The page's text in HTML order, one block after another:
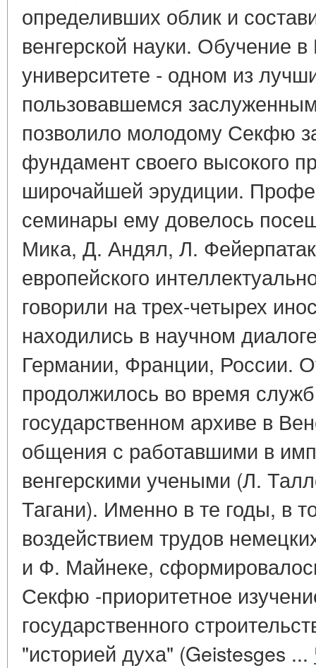
определивших облик и
венгерской науки. Обучение
университете - одном из
пользовавшемся
позволило молодому Секфю
фундамент своего высокого
широчайшей эрудиции.
семинары ему довелось
Мика, Д. Андял, Л.
европейского
говорили на трех-четырех
находились в научном
Германии, Франции, России.
продолжилось во время
государственном архиве в
общения с работавшими в
венгерскими учеными (Л.
Тагани). Именно в те годы, в
воздействием трудов
и Ф. Майнеке,
Секфю -приоритетное
государственного
"историей духа" (Geistesges ...